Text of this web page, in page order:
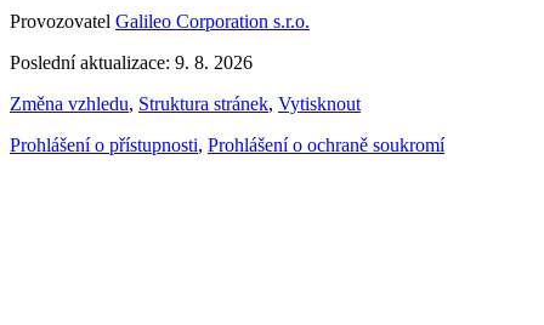
Provozovatel Galileo Corporation s.r.o.
Poslední aktualizace: 9. 8. 2026
Změna vzhledu, Struktura stránek, Vytisknout
Prohlášení o přístupnosti, Prohlášení o ochraně soukromí